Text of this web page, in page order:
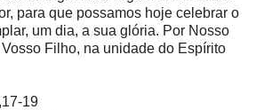
para que possamos hoje celebrar o
um dia, a sua glória. Por Nosso
Filho, na unidade do Espírito
19